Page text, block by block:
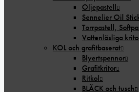
Oljepastell
Sennelier Oil
Torrpastell,
Vattenlösliga
KOL och grafitbaserat
Blyertspennor
Grafitkritor
Ritkol
BLÄCK och tusch